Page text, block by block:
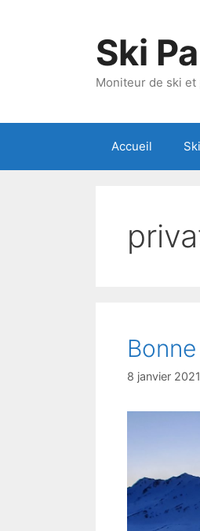
Ski
Moniteur de ski et
Accueil
8 janvier 2021